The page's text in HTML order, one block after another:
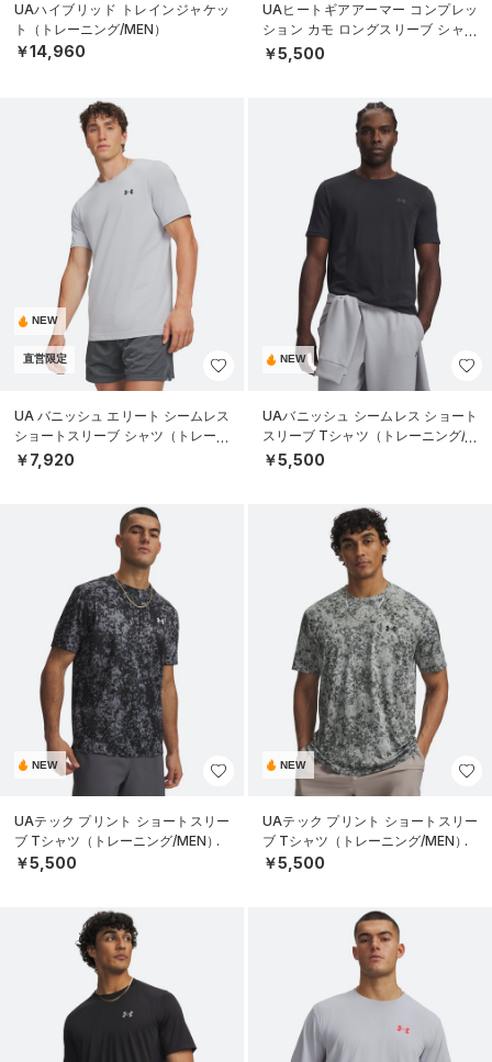
UAハイブリッド トレインジャケッ
ト（トレーニング/MEN）
￥14,960
UAヒートギアアーマー コンプレッ
ション カモ ロングスリーブ シャツ
（トレーニング/MEN）
￥5,500
NEW
直営限定
UA バニッシュ エリート シームレス
ショートスリーブ シャツ（トレーニ
ング/MEN）
￥7,920
NEW
UAバニッシュ シームレス ショート
スリーブ Tシャツ（トレーニング/M
EN）
￥5,500
NEW
UAテック プリント ショートスリー
ブ Tシャツ（トレーニング/MEN）
￥5,500
NEW
UAテック プリント ショートスリー
ブ Tシャツ（トレーニング/MEN）
￥5,500